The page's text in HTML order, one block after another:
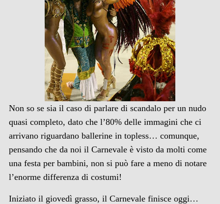
Non so se sia il caso di parlare di scandalo per un nudo
quasi completo, dato che l’80% delle immagini che ci
arrivano riguardano ballerine in topless… comunque,
pensando che da noi il Carnevale è visto da molti come
una festa per bambini, non si può fare a meno di notare
l’enorme differenza di costumi!
Iniziato il giovedì grasso, il Carnevale finisce oggi…